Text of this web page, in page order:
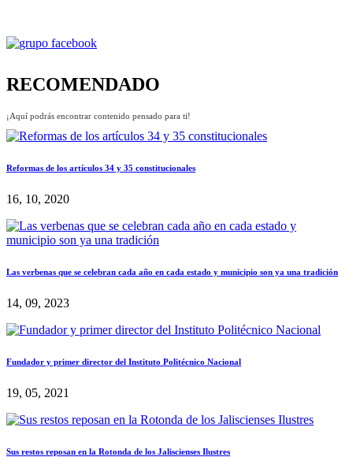
RECOMENDADO
¡Aquí podrás encontrar contenido pensado para ti!
Reformas de los artículos 34 y 35 constitucionales
16, 10, 2020
Las verbenas que se celebran cada año en cada estado y municipio son ya una tradición
14, 09, 2023
Fundador y primer director del Instituto Politécnico Nacional
19, 05, 2021
Sus restos reposan en la Rotonda de los Jaliscienses Ilustres